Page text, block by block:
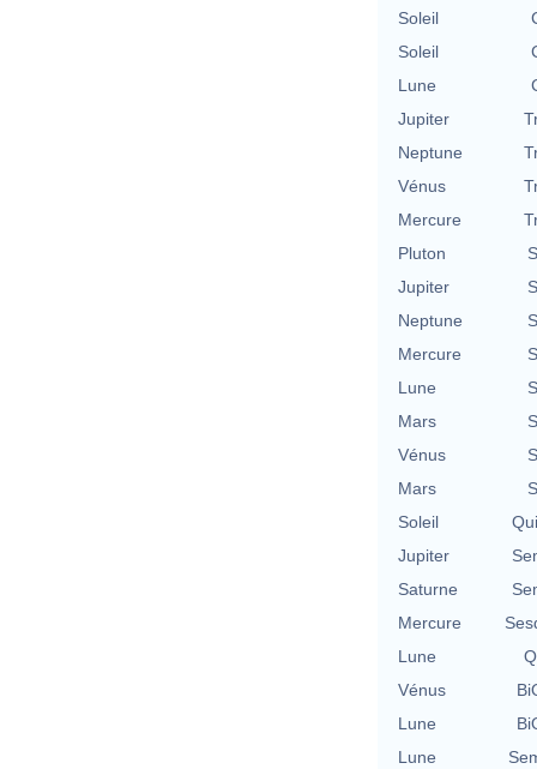
Soleil
Soleil
Lune
Jupiter
Neptune
Vénus
Mercure
Pluton
Jupiter
Neptune
Mercure
Lune
Mars
Vénus
Mars
Soleil
Jupiter
Saturne
Mercure
Lune
Vénus
Lune
Lune